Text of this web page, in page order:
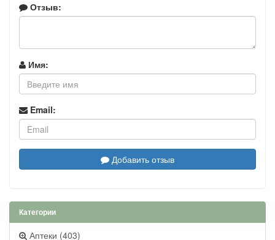
Отзыв:
Имя:
Email:
Добавить отзыв
Категории
Аптеки (403)